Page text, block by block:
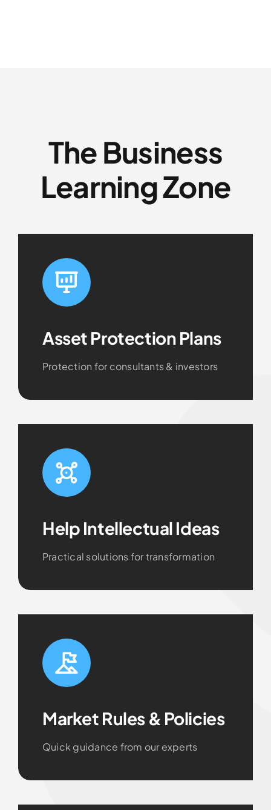
The Business
Learning Zone
Asset Protection Plans
Protection for consultants & investors
Help Intellectual Ideas
Practical solutions for transformation
Market Rules & Policies
Quick guidance from our experts